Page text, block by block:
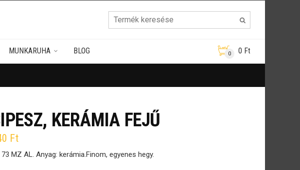
MUNKARUHA BLOG 0 0 Ft
KERÁMIA FEJŰ
Ft
MZ AL. Anyag: kerámia.Finom, egyenes hegy.